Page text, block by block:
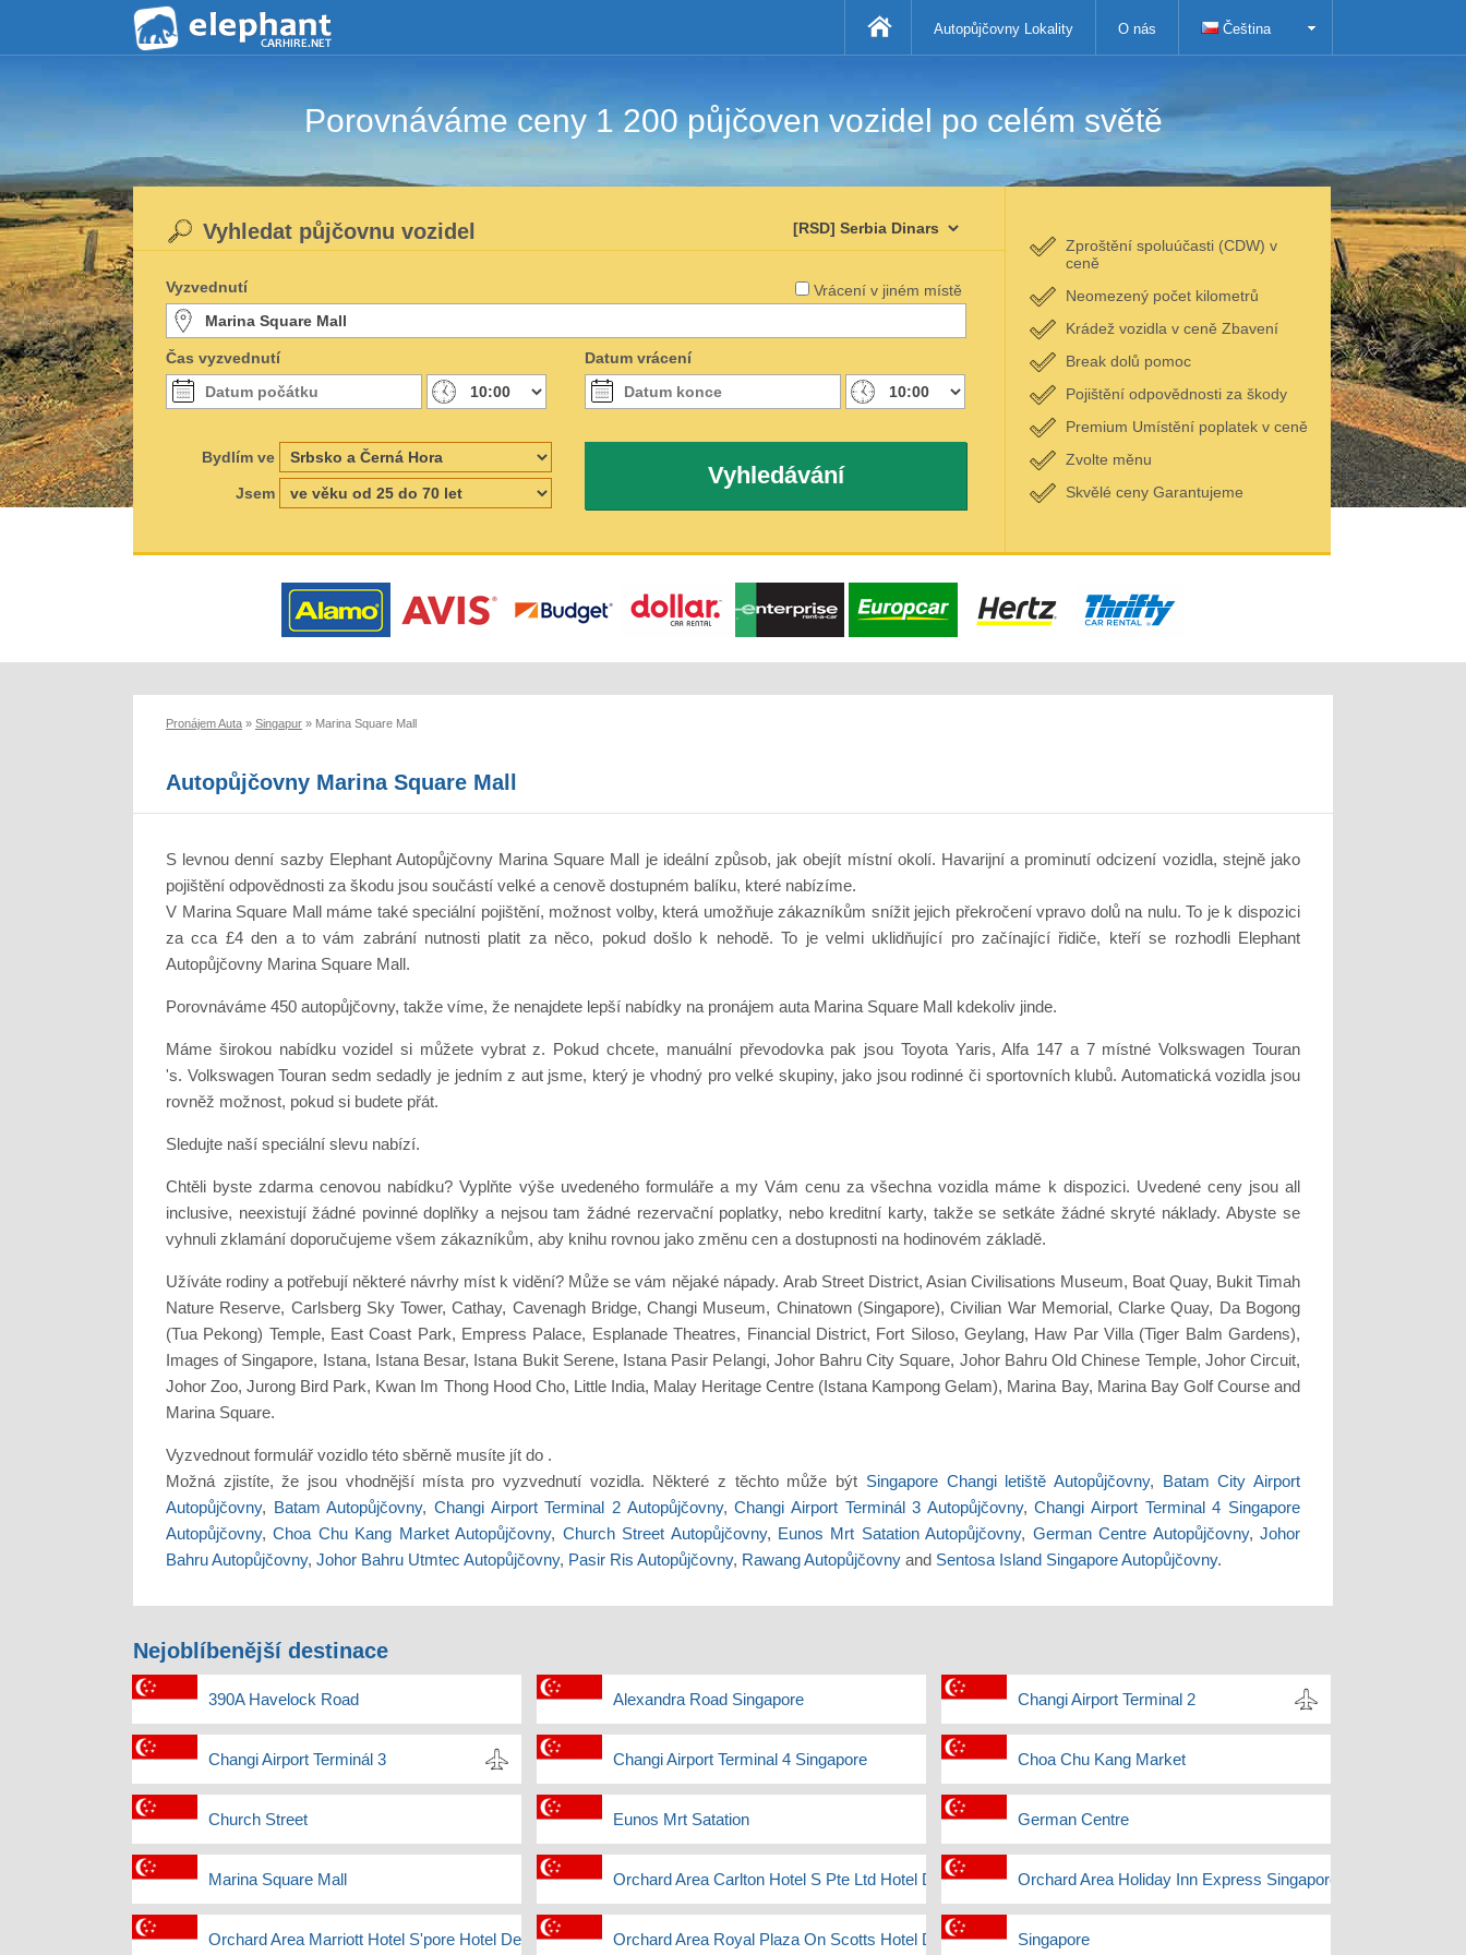
Autopůjčovny Lokality O nás Čeština
Porovnáváme ceny 1 200 půjčoven vozidel po celém světě
Vrácení v jiném místě
Vyhledat půjčovnu vozidel
Vyzvednutí
Čas vyzvednutí Datum vrácení
Bydlím ve
Jsem
Vyhledávání
Zproštění spoluúčasti (CDW) v
ceně
Neomezený počet kilometrů
Krádež vozidla v ceně Zbavení
Break dolů pomoc
Pojištění odpovědnosti za škody
Premium Umístění poplatek v ceně
Zvolte měnu
Skvělé ceny Garantujeme
Pronájem Auta » Singapur » Marina Square Mall
Autopůjčovny Marina Square Mall
S levnou denní sazby Elephant Autopůjčovny Marina Square Mall je ideální způsob, jak obejít místní okolí. Havarijní a prominutí odcizení vozidla, stejně jako
pojištění odpovědnosti za škodu jsou součástí velké a cenově dostupném balíku, které nabízíme.
V Marina Square Mall máme také speciální pojištění, možnost volby, která umožňuje zákazníkům snížit jejich překročení vpravo dolů na nulu. To je k dispozici
za cca £4 den a to vám zabrání nutnosti platit za něco, pokud došlo k nehodě. To je velmi uklidňující pro začínající řidiče, kteří se rozhodli Elephant
Autopůjčovny Marina Square Mall.
Porovnáváme 450 autopůjčovny, takže víme, že nenajdete lepší nabídky na pronájem auta Marina Square Mall kdekoliv jinde.
Máme širokou nabídku vozidel si můžete vybrat z. Pokud chcete, manuální převodovka pak jsou Toyota Yaris, Alfa 147 a 7 místné Volkswagen Touran
's. Volkswagen Touran sedm sedadly je jedním z aut jsme, který je vhodný pro velké skupiny, jako jsou rodinné či sportovních klubů. Automatická vozidla jsou
rovněž možnost, pokud si budete přát.
Sledujte naší speciální slevu nabízí.
Chtěli byste zdarma cenovou nabídku? Vyplňte výše uvedeného formuláře a my Vám cenu za všechna vozidla máme k dispozici. Uvedené ceny jsou all
inclusive, neexistují žádné povinné doplňky a nejsou tam žádné rezervační poplatky, nebo kreditní karty, takže se setkáte žádné skryté náklady. Abyste se
vyhnuli zklamání doporučujeme všem zákazníkům, aby knihu rovnou jako změnu cen a dostupnosti na hodinovém základě.
Užíváte rodiny a potřebují některé návrhy míst k vidění? Může se vám nějaké nápady. Arab Street District, Asian Civilisations Museum, Boat Quay, Bukit Timah
Nature Reserve, Carlsberg Sky Tower, Cathay, Cavenagh Bridge, Changi Museum, Chinatown (Singapore), Civilian War Memorial, Clarke Quay, Da Bogong
(Tua Pekong) Temple, East Coast Park, Empress Palace, Esplanade Theatres, Financial District, Fort Siloso, Geylang, Haw Par Villa (Tiger Balm Gardens),
Images of Singapore, Istana, Istana Besar, Istana Bukit Serene, Istana Pasir Pelangi, Johor Bahru City Square, Johor Bahru Old Chinese Temple, Johor Circuit,
Johor Zoo, Jurong Bird Park, Kwan Im Thong Hood Cho, Little India, Malay Heritage Centre (Istana Kampong Gelam), Marina Bay, Marina Bay Golf Course and
Marina Square.
Vyzvednout formulář vozidlo této sběrně musíte jít do .
Možná zjistíte, že jsou vhodnější místa pro vyzvednutí vozidla. Některé z těchto může být Singapore Changi letiště Autopůjčovny, Batam City Airport
Autopůjčovny, Batam Autopůjčovny, Changi Airport Terminal 2 Autopůjčovny,Changi Airport Terminál 3 Autopůjčovny,Changi Airport Terminal 4 Singapore
Autopůjčovny,Choa Chu Kang Market Autopůjčovny, Church Street Autopůjčovny, Eunos Mrt Satation Autopůjčovny, German Centre Autopůjčovny, Johor
Bahru Autopůjčovny, Johor Bahru Utmtec Autopůjčovny, Pasir Ris Autopůjčovny, Rawang Autopůjčovny and Sentosa Island Singapore Autopůjčovny.
Nejoblíbenější destinace
390A Havelock Road Alexandra Road Singapore Changi Airport Terminal 2
Changi Airport Terminál 3 Changi Airport Terminal 4 Singapore Choa Chu Kang Market
Church Street Eunos Mrt Satation German Centre
Marina Square Mall Orchard Area Carlton Hotel S Pte Ltd Hotel Delivery Orchard Area Holiday Inn Express Singapore Hotel Delivery
Orchard Area Marriott Hotel S'pore Hotel Delivery Orchard Area Royal Plaza On Scotts Hotel Delivery Singapore